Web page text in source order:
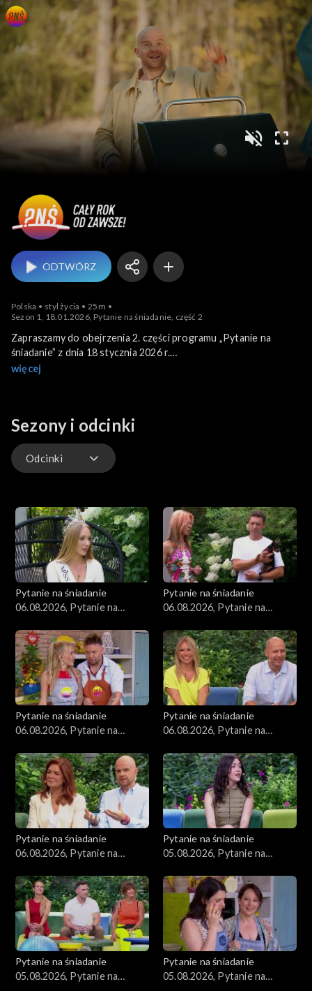
Pytanie na śniadanie
ODTWÓRZ
Polska styl życia
25m
Sezon 1, 18.01.2026, Pytanie na śniadanie, część 2
Zapraszamy do obejrzenia 2. części programu „Pytanie na
śniadanie” z dnia 18 stycznia 2026 r.
Program poprowadzili: Ania Lewandowska i Łukasz Kadziewicz.
więcej
Sezony i odcinki
Odcinki
Gwiazdy
Scena Pnś
Ludzie
Zdrowie
Porady
Czerwony Dywan
Uroda
Moda
Materiały
Odcinki
Pytanie na śniadanie
06.08.2026, Pytanie na
Pytanie na śniadanie
06.08.2026, Pytanie na
Pytanie na śniadanie
06.08.2026, Pytanie na
Pytanie na śniadanie
06.08.2026, Pytanie na
Pytanie na śniadanie
06.08.2026, Pytanie na
Pytanie na śniadanie
05.08.2026, Pytanie na
Pytanie na śniadanie
05.08.2026, Pytanie na
Pytanie na śniadanie
05.08.2026, Pytanie na